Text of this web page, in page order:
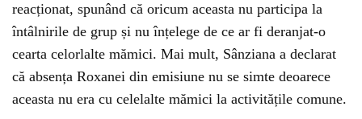
reacționat, spunând că oricum aceasta nu participa la
întâlnirile de grup și nu înțelege de ce ar fi deranjat-o
cearta celorlalte mămici. Mai mult, Sânziana a declarat
că absența Roxanei din emisiune nu se simte deoarece
aceasta nu era cu celelalte mămici la activitățile comune.